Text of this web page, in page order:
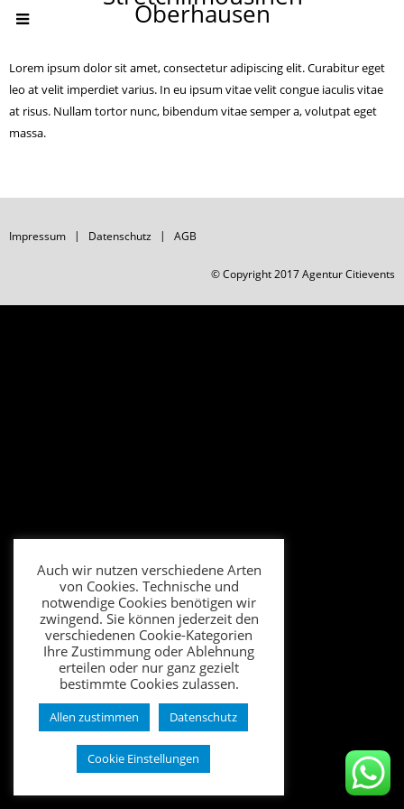
Oberhausen
Lorem ipsum dolor sit amet, consectetur adipiscing elit. Curabitur eget
leo at velit imperdiet varius. In eu ipsum vitae velit congue iaculis vitae
at risus. Nullam tortor nunc, bibendum vitae semper a, volutpat eget
massa.
Impressum Datenschutz AGB
© Copyright 2017 Agentur Citievents
Auch wir nutzen verschiedene Arten
von Cookies. Technische und
notwendige Cookies benötigen wir
zwingend. Sie können jederzeit den
verschiedenen Cookie-Kategorien
Ihre Zustimmung oder Ablehnung
erteilen oder nur ganz gezielt
bestimmte Cookies zulassen.
Allen zustimmen Datenschutz
Cookie Einstellungen